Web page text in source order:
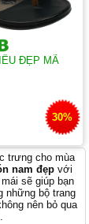
năng chống
Đặc biệt,dép xỏ
bền, không bị
yên tâm khi sử
ĐẸP MÃ
30%
trưng cho mùa
nam đẹpvới
sẽ giúp bạn
những bộ trang
nên bỏ qua